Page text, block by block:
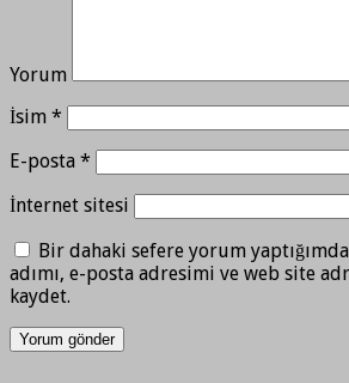
Yorum
İsim *
E-posta *
İnternet sitesi
Bir dahaki sefere yorum
adımı, e-posta adresimi ve web site
kaydet.